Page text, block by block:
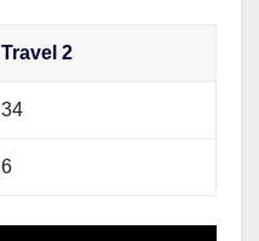
Travel 2
34
6